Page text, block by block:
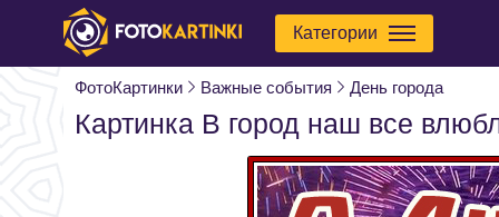
Категории
ФотоКартинки Важные события День города
Картинка В город наш все